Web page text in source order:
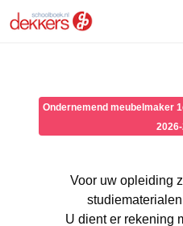
Ondernemend meubelmaker
Voor uw opleiding
U dient er rekening